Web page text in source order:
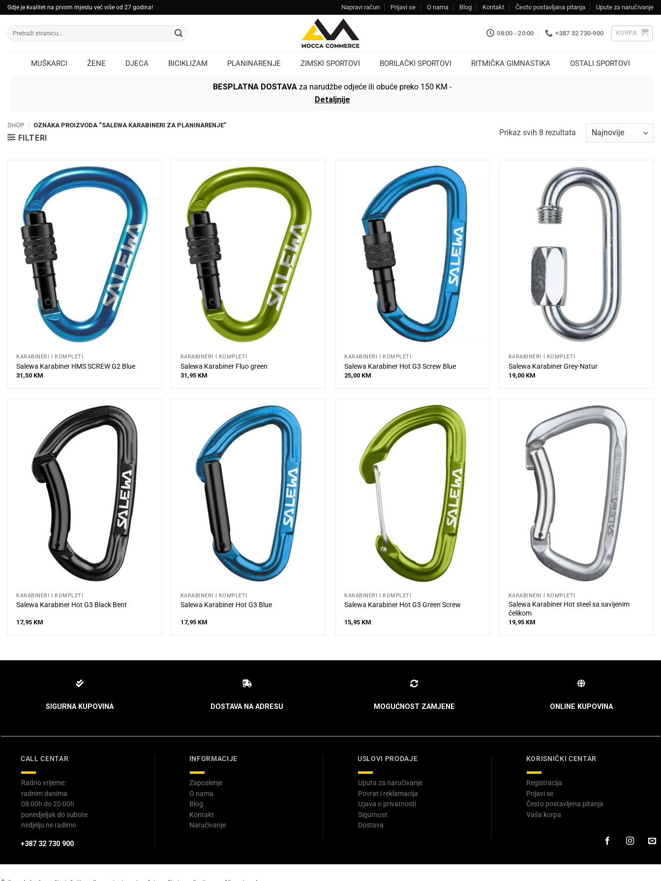
Skip
to
content
Gdje je kvalitet na prvom mjestu već više od 27 godina! Napravi račun Prijavi se O nama Blog Kontakt Često postavljana pitanja Upute za naručivanje
Pretraži:
08:00 - 20:00 +387 32 730-900 KORPA
MUŠKARCI ŽENE DJECA BICIKLIZAM PLANINARENJE ZIMSKI SPORTOVI BORILAČKI SPORTOVI RITMIČKA GIMNASTIKA OSTALI SPORTOVI
BESPLATNA DOSTAVA za narudžbe odjeće ili obuće preko 150 KM -
Detaljnije
SHOP / OZNAKA PROIZVODA “SALEWA KARABINERI ZA PLANINARENJE”
FILTERI
Prikaz svih 8 rezultataSorted
KARABINERI I KOMPLETI
Salewa Karabiner HMS SCREW G2 Blue
31,50 KM
KARABINERI I KOMPLETI
Salewa Karabiner Fluo green
31,95 KM
KARABINERI I KOMPLETI
Salewa Karabiner Hot G3 Screw Blue
25,00 KM
KARABINERI I KOMPLETI
Salewa Karabiner Grey-Natur
19,00 KM
KARABINERI I KOMPLETI
Salewa Karabiner Hot G3 Black Bent
17,95 KM
KARABINERI I KOMPLETI
Salewa Karabiner Hot G3 Blue
17,95 KM
KARABINERI I KOMPLETI
Salewa Karabiner Hot G3 Green Screw
15,95 KM
KARABINERI I KOMPLETI
Salewa Karabiner Hot steel sa savijenim
čelikom
19,95 KM
SIGURNA KUPOVINA DOSTAVA NA ADRESU MOGUĆNOST ZAMJENE ONLINE KUPOVINA
CALL CENTAR
Radno vrijeme:
radnim danima
08:00h do 20:00h
ponedjeljak do subote
nedjelju ne radimo
+387 32 730 900
INFORMACIJE
Zaposlenje
O nama
Blog
Kontakt
Naručivanje
USLOVI PRODAJE
Uputa za naručivanje
Povrat i reklamacija
Izjava o privatnosti
Sigurnost
Dostava
KORISNIČKI CENTAR
Registracija
Prijavi se
Često postavljena pitanja
Vaša korpa